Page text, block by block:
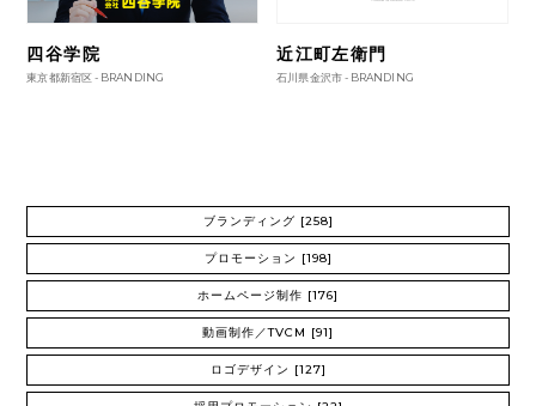
四谷学院
東京都新宿区 - BRANDING
近江町左衛門
石川県金沢市 - BRANDING
ブランディング [258]
プロモーション [198]
ホームページ制作 [176]
動画制作／TVCM [91]
ロゴデザイン [127]